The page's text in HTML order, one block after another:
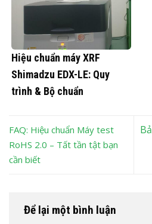
Hiệu chuẩn máy XRF
Shimadzu EDX-LE: Quy
trình & Bộ chuẩn
FAQ: Hiệu chuẩn Máy test
RoHS 2.0 – Tất tần tật bạn
cần biết
Để lại một bình luận